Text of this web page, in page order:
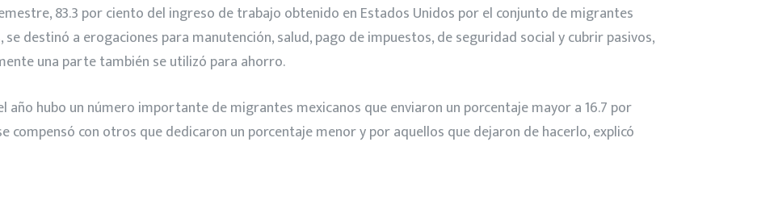
83.3 por ciento del ingreso de trabajo obtenido en Estados Unidos por el conjunto de migrantes
destinó a erogaciones para manutención, salud, pago de impuestos, de seguridad social y cubrir pasivos,
una parte también se utilizó para ahorro.
hubo un número importante de migrantes mexicanos que enviaron un porcentaje mayor a 16.7 por
compensó con otros que dedicaron un porcentaje menor y por aquellos que dejaron de hacerlo, explicó